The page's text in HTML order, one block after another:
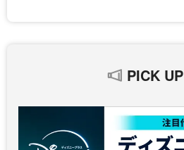
PICK UP